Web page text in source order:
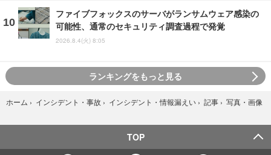
ファイブフォックスのサーバがランサムウェア感染の
可能性、通常のセキュリティ調査過程で発覚
2026.8.4(火) 8:05
ランキングをもっと見る
ホーム › インシデント・事故 › インシデント・情報漏えい › 記事 › 写真・画像
TOP